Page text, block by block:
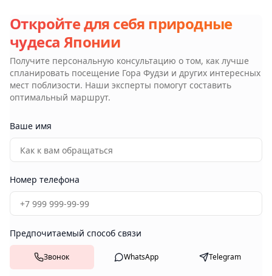
Откройте для себя природные
чудеса Японии
Получите персональную консультацию о том, как лучше
спланировать посещение Гора Фудзи и других интересных
мест поблизости. Наши эксперты помогут составить
оптимальный маршрут.
Ваше имя
Номер телефона
Предпочитаемый способ связи
Звонок WhatsApp Telegram